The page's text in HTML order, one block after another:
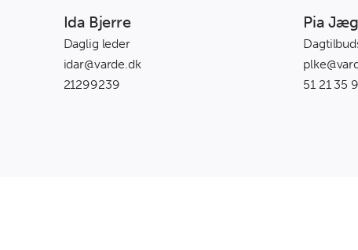
Ida Bjerre
Daglig leder
idar@varde.dk
21299239
Pia
51 21 35